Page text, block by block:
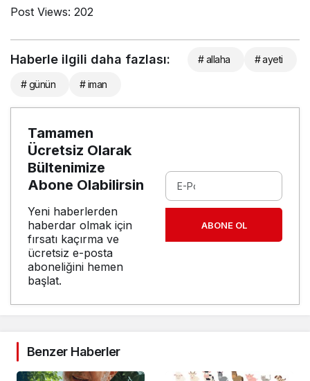
Post Views: 202
Haberle ilgili daha fazlası: # allaha # ayeti
# günün # iman
Tamamen
Ücretsiz Olarak
Bültenimize
Abone Olabilirsin
Yeni haberlerden
haberdar olmak için
fırsatı kaçırma ve
ücretsiz e-posta
aboneliğini hemen
başlat.
ABONE OL
Benzer Haberler